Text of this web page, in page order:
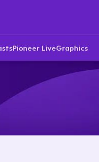
Pioneer LiveGraphics